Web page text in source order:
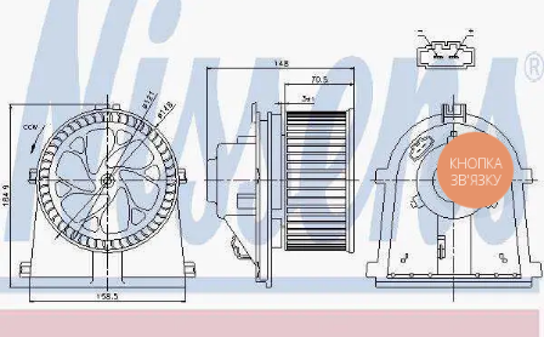
КНОПКА
ЗВ'ЯЗКУ